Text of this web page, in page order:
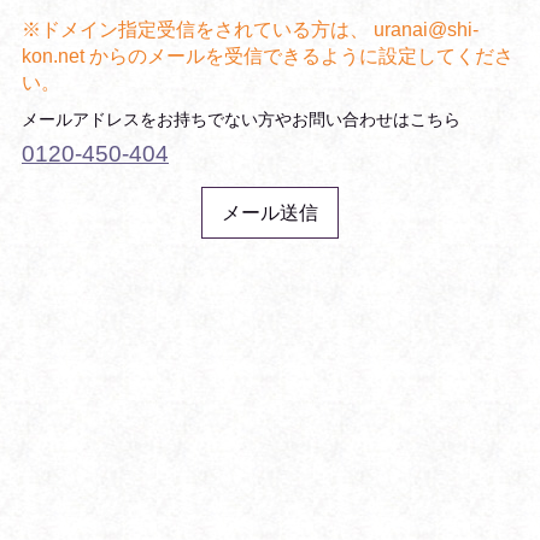
uranai@shi-
kon.net
0120-450-404